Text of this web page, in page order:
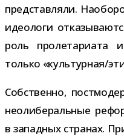
пред­став­ляли.
идео­логи
роль про­ле­та­ри­ата
только «культурная/​
Собственно,
нео­ли­бе­раль­ные
в запад­ных стра­нах.